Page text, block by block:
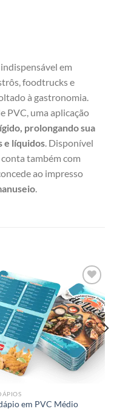
em
foodtrucks e
à gastronomia.
PVC, uma aplicação
prolongando sua
e líquidos. Disponível
também com
ao impresso
.
Add to
wishlist
em PVC Médio